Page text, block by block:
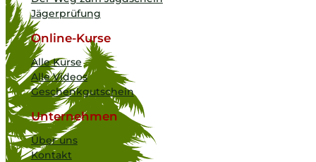
Jägerprüfung
Online-Kurse
Alle Kurse
Alle Videos
Geschenkgutschein
Unternehmen
Über uns
Kontakt